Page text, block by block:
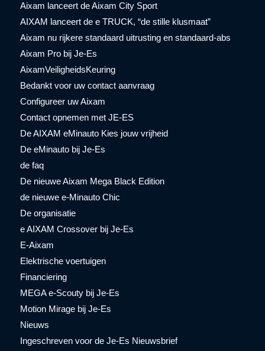
Aixam lanceert de Aixam City Sport
AIXAM lanceert de e TRUCK, “de stille klusmaat”
Aixam nu rijkere standaard uitrusting en standaard-abs
Aixam Pro bij Je-Es
AixamVeiligheidsKeuring
Bedankt voor uw contact aanvraag
Configureer uw Aixam
Contact opnemen met JE-ES
De AIXAM eMinauto Kies jouw vrijheid
De eMinauto bij Je-Es
de faq
De nieuwe Aixam Mega Black Edition
de nieuwe e-Minauto Chic
De organisatie
e AIXAM Crossover bij Je-Es
E-Aixam
Elektrische voertuigen
Financiering
MEGA e-Scouty bij Je-Es
Motion Mirage bij Je-Es
Nieuws
Ingeschreven voor de Je-Es Nieuwsbrief